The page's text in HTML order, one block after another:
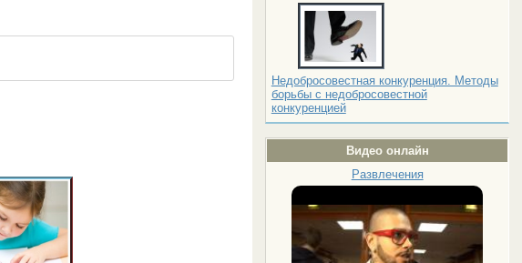
Недобросовестная конкуренция. Методы
борьбы с недобросовестной
конкуренцией
Видео онлайн
Развлечения